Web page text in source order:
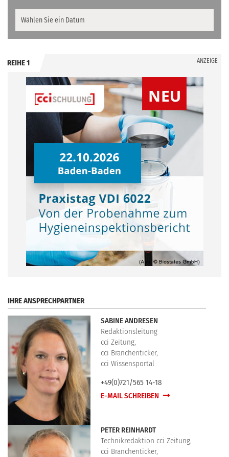
REIHE 1 ANZEIGE
IHRE ANSPRECHPARTNER
SABINE ANDRESEN
Redaktionsleitung
cci Zeitung,
cci Branchenticker,
cci Wissensportal
+49(0)721/565 14-18
E-MAIL SCHREIBEN
PETER REINHARDT
Technikredaktion cci Zeitung,
cci Branchenticker,